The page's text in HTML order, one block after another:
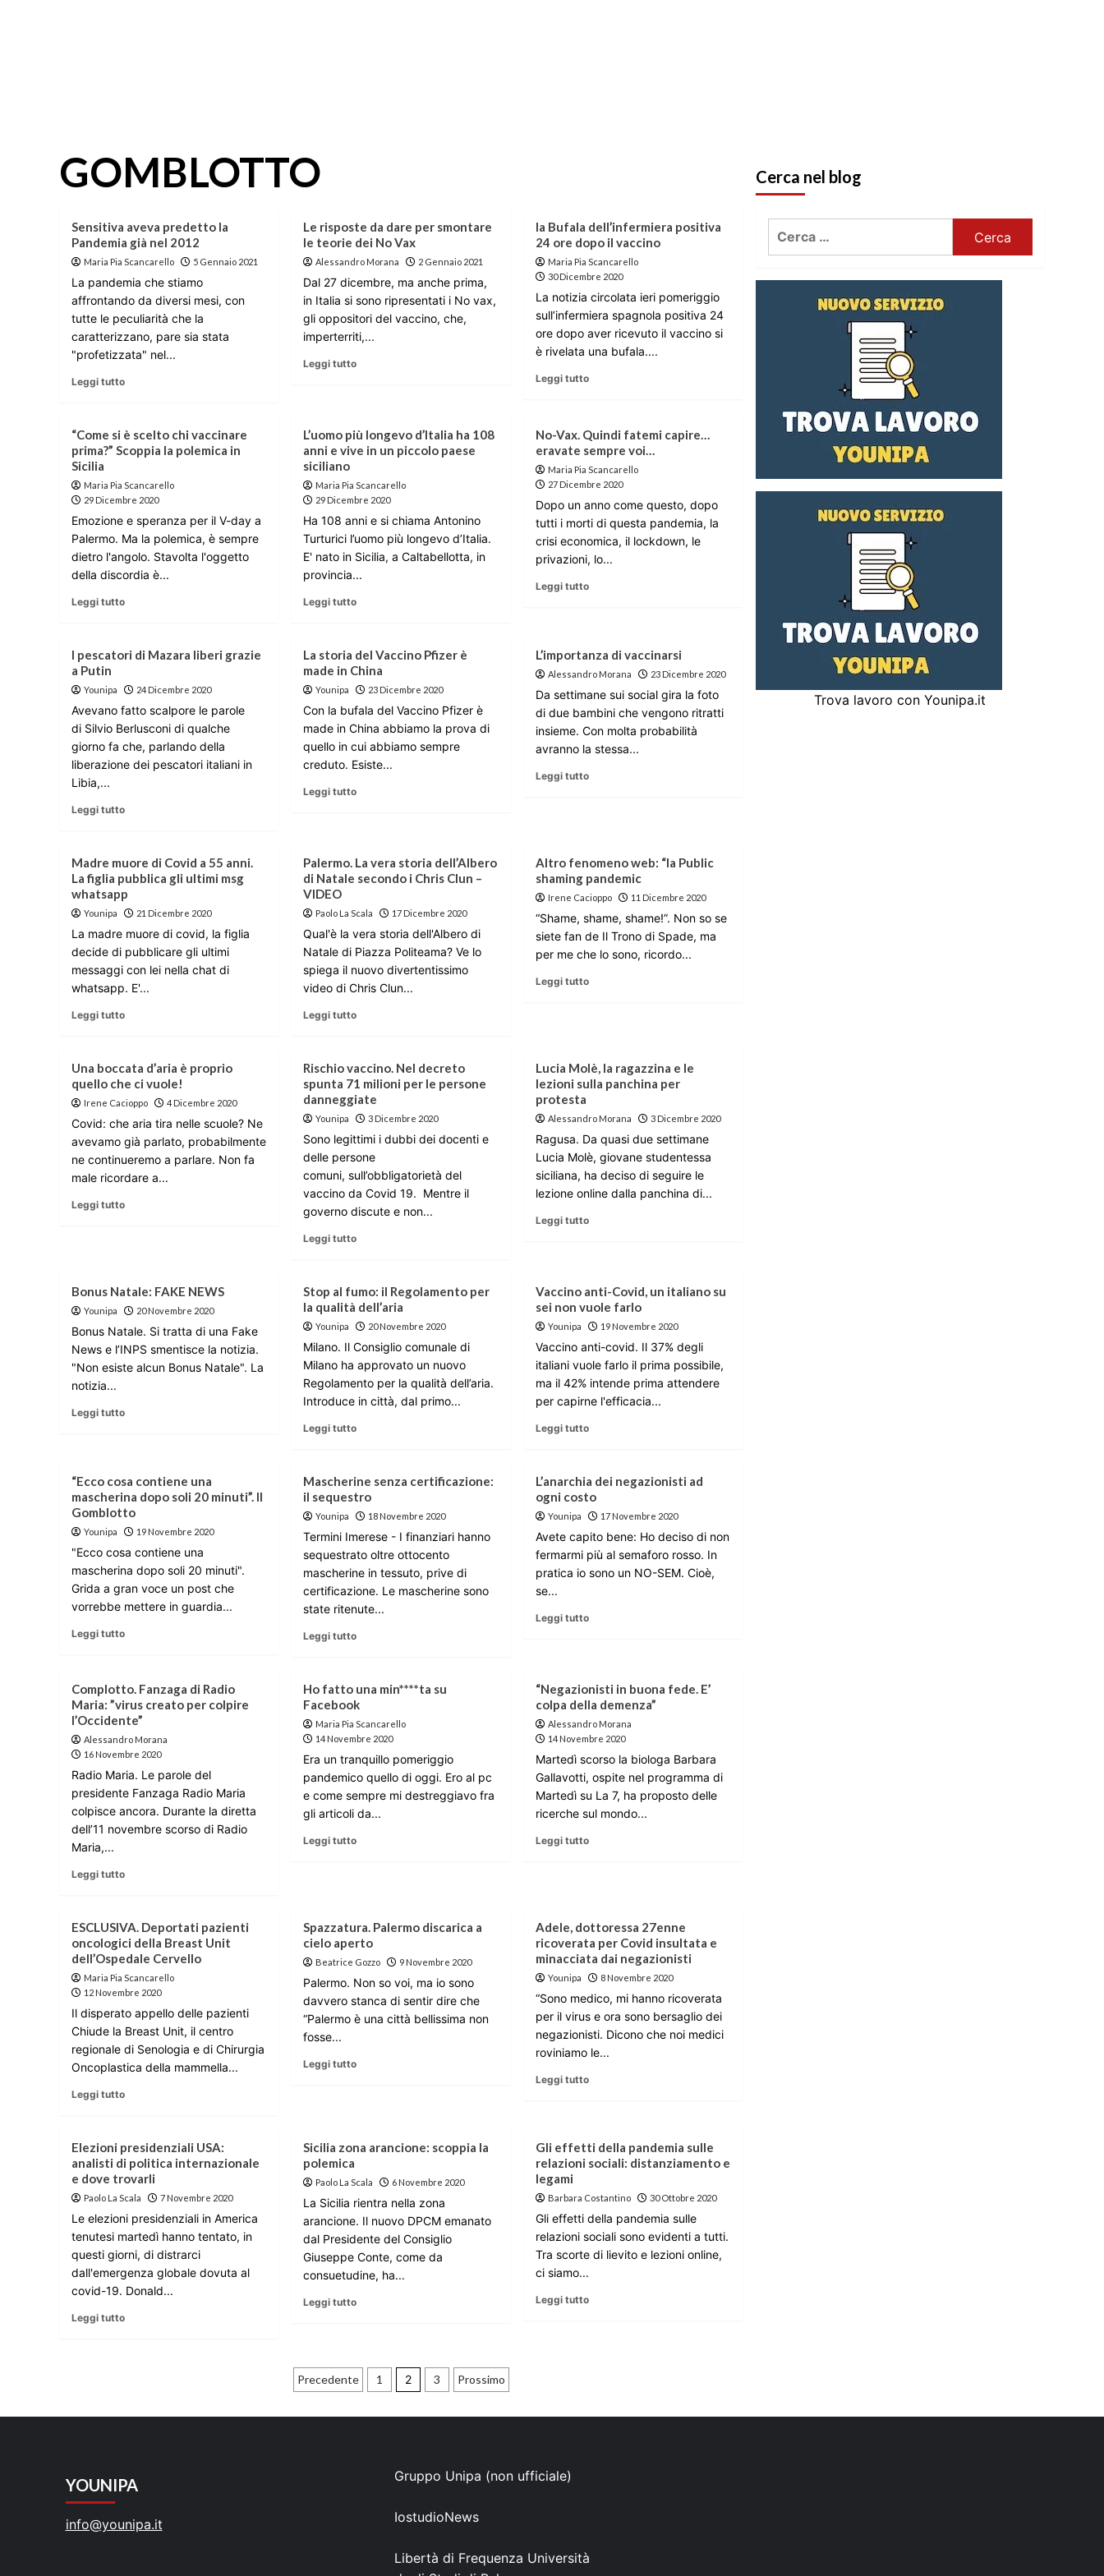
GOMBLOTTO
Sensitiva aveva predetto la
Pandemia già nel 2012
Maria Pia Scancarello 5 Gennaio 2021
La pandemia che stiamo
affrontando da diversi mesi, con
tutte le peculiarità che la
caratterizzano, pare sia stata
"profetizzata" nel...
Leggi tutto
Le risposte da dare per smontare
le teorie dei No Vax
Alessandro Morana 2 Gennaio 2021
Dal 27 dicembre, ma anche prima,
in Italia si sono ripresentati i No vax,
gli oppositori del vaccino, che,
imperterriti,...
Leggi tutto
la Bufala dell’infermiera positiva
24 ore dopo il vaccino
Maria Pia Scancarello
30 Dicembre 2020
La notizia circolata ieri pomeriggio
sull’infermiera spagnola positiva 24
ore dopo aver ricevuto il vaccino si
è rivelata una bufala....
Leggi tutto
“Come si è scelto chi vaccinare
prima?” Scoppia la polemica in
Sicilia
Maria Pia Scancarello
29 Dicembre 2020
Emozione e speranza per il V-day a
Palermo. Ma la polemica, è sempre
dietro l'angolo. Stavolta l'oggetto
della discordia è...
Leggi tutto
L’uomo più longevo d’Italia ha 108
anni e vive in un piccolo paese
siciliano
Maria Pia Scancarello
29 Dicembre 2020
Ha 108 anni e si chiama Antonino
Turturici l’uomo più longevo d’Italia.
E' nato in Sicilia, a Caltabellotta, in
provincia...
Leggi tutto
No-Vax. Quindi fatemi capire…
eravate sempre voi…
Maria Pia Scancarello
27 Dicembre 2020
Dopo un anno come questo, dopo
tutti i morti di questa pandemia, la
crisi economica, il lockdown, le
privazioni, lo...
Leggi tutto
I pescatori di Mazara liberi grazie
a Putin
Younipa 24 Dicembre 2020
Avevano fatto scalpore le parole
di Silvio Berlusconi di qualche
giorno fa che, parlando della
liberazione dei pescatori italiani in
Libia,...
Leggi tutto
La storia del Vaccino Pfizer è
made in China
Younipa 23 Dicembre 2020
Con la bufala del Vaccino Pfizer è
made in China abbiamo la prova di
quello in cui abbiamo sempre
creduto. Esiste...
Leggi tutto
L’importanza di vaccinarsi
Alessandro Morana 23 Dicembre 2020
Da settimane sui social gira la foto
di due bambini che vengono ritratti
insieme. Con molta probabilità
avranno la stessa...
Leggi tutto
Madre muore di Covid a 55 anni.
La figlia pubblica gli ultimi msg
whatsapp
Younipa 21 Dicembre 2020
La madre muore di covid, la figlia
decide di pubblicare gli ultimi
messaggi con lei nella chat di
whatsapp. E'...
Leggi tutto
Palermo. La vera storia dell’Albero
di Natale secondo i Chris Clun –
VIDEO
Paolo La Scala 17 Dicembre 2020
Qual'è la vera storia dell'Albero di
Natale di Piazza Politeama? Ve lo
spiega il nuovo divertentissimo
video di Chris Clun...
Leggi tutto
Altro fenomeno web: “la Public
shaming pandemic
Irene Cacioppo 11 Dicembre 2020
“Shame, shame, shame!”. Non so se
siete fan de Il Trono di Spade, ma
per me che lo sono, ricordo...
Leggi tutto
Una boccata d’aria è proprio
quello che ci vuole!
Irene Cacioppo 4 Dicembre 2020
Covid: che aria tira nelle scuole? Ne
avevamo già parlato, probabilmente
ne continueremo a parlare. Non fa
male ricordare a...
Leggi tutto
Rischio vaccino. Nel decreto
spunta 71 milioni per le persone
danneggiate
Younipa 3 Dicembre 2020
Sono legittimi i dubbi dei docenti e
delle persone
comuni, sull’obbligatorietà del
vaccino da Covid 19. Mentre il
governo discute e non...
Leggi tutto
Lucia Molè, la ragazzina e le
lezioni sulla panchina per
protesta
Alessandro Morana 3 Dicembre 2020
Ragusa. Da quasi due settimane
Lucia Molè, giovane studentessa
siciliana, ha deciso di seguire le
lezione online dalla panchina di...
Leggi tutto
Bonus Natale: FAKE NEWS
Younipa 20 Novembre 2020
Bonus Natale. Si tratta di una Fake
News e l’INPS smentisce la notizia.
"Non esiste alcun Bonus Natale". La
notizia...
Leggi tutto
Stop al fumo: il Regolamento per
la qualità dell’aria
Younipa 20 Novembre 2020
Milano. Il Consiglio comunale di
Milano ha approvato un nuovo
Regolamento per la qualità dell’aria.
Introduce in città, dal primo...
Leggi tutto
Vaccino anti-Covid, un italiano su
sei non vuole farlo
Younipa 19 Novembre 2020
Vaccino anti-covid. Il 37% degli
italiani vuole farlo il prima possibile,
ma il 42% intende prima attendere
per capirne l'efficacia...
Leggi tutto
“Ecco cosa contiene una
mascherina dopo soli 20 minuti”. Il
Gomblotto
Younipa 19 Novembre 2020
"Ecco cosa contiene una
mascherina dopo soli 20 minuti".
Grida a gran voce un post che
vorrebbe mettere in guardia...
Leggi tutto
Mascherine senza certificazione:
il sequestro
Younipa 18 Novembre 2020
Termini Imerese - I finanziari hanno
sequestrato oltre ottocento
mascherine in tessuto, prive di
certificazione. Le mascherine sono
state ritenute...
Leggi tutto
L’anarchia dei negazionisti ad
ogni costo
Younipa 17 Novembre 2020
Avete capito bene: Ho deciso di non
fermarmi più al semaforo rosso. In
pratica io sono un NO-SEM. Cioè,
se...
Leggi tutto
Complotto. Fanzaga di Radio
Maria: ”virus creato per colpire
l’Occidente”
Alessandro Morana
16 Novembre 2020
Radio Maria. Le parole del
presidente Fanzaga Radio Maria
colpisce ancora. Durante la diretta
dell’11 novembre scorso di Radio
Maria,...
Leggi tutto
Ho fatto una min****ta su
Facebook
Maria Pia Scancarello
14 Novembre 2020
Era un tranquillo pomeriggio
pandemico quello di oggi. Ero al pc
e come sempre mi destreggiavo fra
gli articoli da...
Leggi tutto
“Negazionisti in buona fede. E’
colpa della demenza”
Alessandro Morana
14 Novembre 2020
Martedì scorso la biologa Barbara
Gallavotti, ospite nel programma di
Martedì su La 7, ha proposto delle
ricerche sul mondo...
Leggi tutto
ESCLUSIVA. Deportati pazienti
oncologici della Breast Unit
dell’Ospedale Cervello
Maria Pia Scancarello
12 Novembre 2020
Il disperato appello delle pazienti
Chiude la Breast Unit, il centro
regionale di Senologia e di Chirurgia
Oncoplastica della mammella...
Leggi tutto
Spazzatura. Palermo discarica a
cielo aperto
Beatrice Gozzo 9 Novembre 2020
Palermo. Non so voi, ma io sono
davvero stanca di sentir dire che
“Palermo è una città bellissima non
fosse...
Leggi tutto
Adele, dottoressa 27enne
ricoverata per Covid insultata e
minacciata dai negazionisti
Younipa 8 Novembre 2020
“Sono medico, mi hanno ricoverata
per il virus e ora sono bersaglio dei
negazionisti. Dicono che noi medici
roviniamo le...
Leggi tutto
Elezioni presidenziali USA:
analisti di politica internazionale
e dove trovarli
Paolo La Scala 7 Novembre 2020
Le elezioni presidenziali in America
tenutesi martedì hanno tentato, in
questi giorni, di distrarci
dall'emergenza globale dovuta al
covid-19. Donald...
Leggi tutto
Sicilia zona arancione: scoppia la
polemica
Paolo La Scala 6 Novembre 2020
La Sicilia rientra nella zona
arancione. Il nuovo DPCM emanato
dal Presidente del Consiglio
Giuseppe Conte, come da
consuetudine, ha...
Leggi tutto
Gli effetti della pandemia sulle
relazioni sociali: distanziamento e
legami
Barbara Costantino 30 Ottobre 2020
Gli effetti della pandemia sulle
relazioni sociali sono evidenti a tutti.
Tra scorte di lievito e lezioni online,
ci siamo...
Leggi tutto
Paginazione
degli
Precedente 1 2 3 Prossimo
Cerca nel blog
Ricerca
Trova lavoro con Younipa.it
YOUNIPA
info@younipa.it
Gruppo Unipa (non ufficiale)
IostudioNews
Libertà di Frequenza Università